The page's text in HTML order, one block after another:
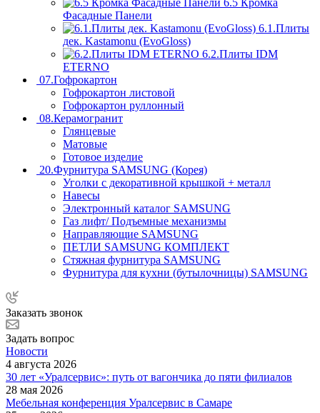
6.5 Кромка
Фасадные Панели
6.1.Плиты
дек. Kastamonu (EvoGloss)
6.2.Плиты IDM
ETERNO
07.Гофрокартон
Гофрокартон листовой
Гофрокартон руллонный
08.Керамогранит
Глянцевые
Матовые
Готовое изделие
20.Фурнитура SAMSUNG (Корея)
Уголки с декоративной крышкой + металл
Навесы
Электронный каталог SAMSUNG
Газ лифт/ Подъемные механизмы
Направляющие SAMSUNG
ПЕТЛИ SAMSUNG КОМПЛЕКТ
Стяжная фурнитура SAMSUNG
Фурнитура для кухни (бутылочницы) SAMSUNG
Заказать звонок
Задать вопрос
Новости
4 августа 2026
30 лет «Уралсервис»: путь от вагончика до пяти филиалов
28 мая 2026
Мебельная конференция Уралсервис в Самаре